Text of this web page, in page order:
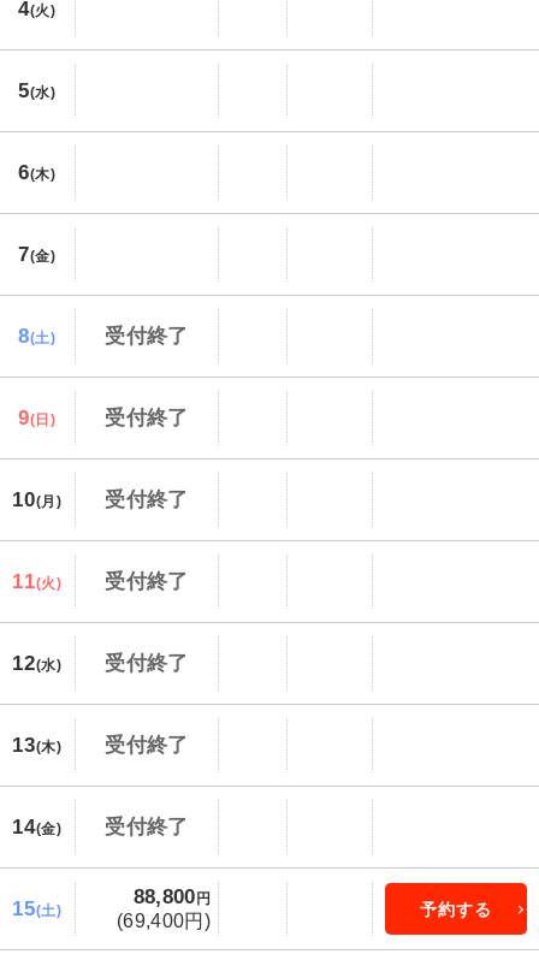
4(火)
5(水)
6(木)
7(金)
8(土) 受付終了
9(日) 受付終了
10(月) 受付終了
11(火) 受付終了
12(水) 受付終了
13(木) 受付終了
14(金) 受付終了
15(土)
88,800 円
(69,400円)
予約する